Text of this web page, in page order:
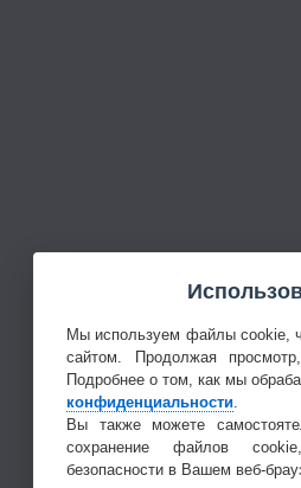
Мы используем файлы cookie,
сайтом. Продолжая
Подробнее о том, как мы
конфиденциальности
Вы также можете
сохранение файлов
безопасности в Вашем веб-